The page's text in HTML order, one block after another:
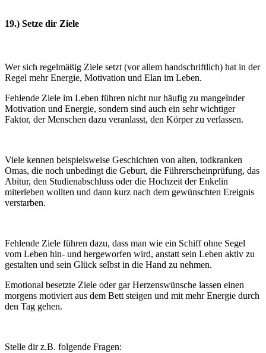
19.) Setze dir Ziele
Wer sich regelmäßig Ziele setzt (vor allem handschriftlich) hat in der
Regel mehr Energie, Motivation und Elan im Leben.
Fehlende Ziele im Leben führen nicht nur häufig zu mangelnder
Motivation und Energie, sondern sind auch ein sehr wichtiger
Faktor, der Menschen dazu veranlasst, den Körper zu verlassen.
Viele kennen beispielsweise Geschichten von alten, todkranken
Omas, die noch unbedingt die Geburt, die Führerscheinprüfung, das
Abitur, den Studienabschluss oder die Hochzeit der Enkelin
miterleben wollten und dann kurz nach dem gewünschten Ereignis
verstarben.
Fehlende Ziele führen dazu, dass man wie ein Schiff ohne Segel
vom Leben hin- und hergeworfen wird, anstatt sein Leben aktiv zu
gestalten und sein Glück selbst in die Hand zu nehmen.
Emotional besetzte Ziele oder gar Herzenswünsche lassen einen
morgens motiviert aus dem Bett steigen und mit mehr Energie durch
den Tag gehen.
Stelle dir z.B. folgende Fragen: